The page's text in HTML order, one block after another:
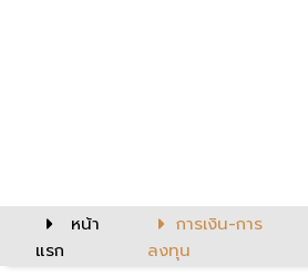
หน้า
แรก
การเงิน-การ
ลงทุน